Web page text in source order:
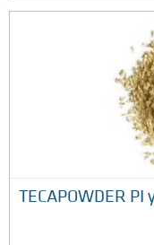
TECAPOWDER